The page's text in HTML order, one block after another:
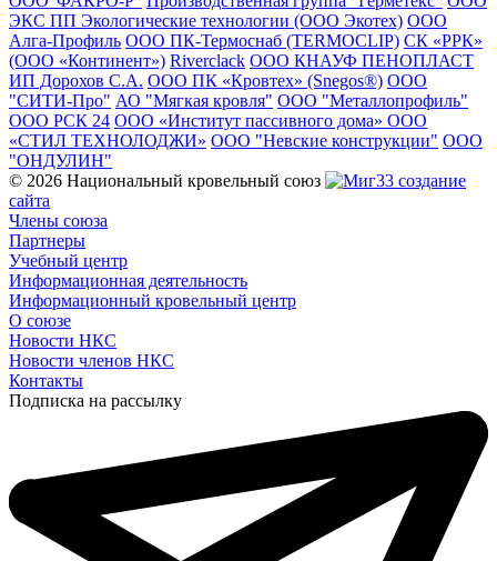
ЭКС ПП Экологические технологии (ООО Экотех) ООО
Алга-Профиль ООО ПК-Термоснаб (TERMOCLIP) СК «РРК»
(ООО «Континент») Riverclack ООО КНАУФ ПЕНОПЛАСТ
ИП Дорохов С.А. ООО ПК «Кровтех» (Snegos®) ООО
"СИТИ-Про" АО "Мягкая кровля" ООО "Металлопрофиль"
ООО РСК 24 ООО «Институт пассивного дома» ООО
«СТИЛ ТЕХНОЛОДЖИ» ООО "Невские конструкции" ООО
"ОНДУЛИН"
© 2026 Национальный кровельный союз
создание
сайта
Члены союза
Партнеры
Учебный центр
Информационная деятельность
Информационный кровельный центр
О союзе
Новости НКС
Новости членов НКС
Контакты
Подписка на рассылку